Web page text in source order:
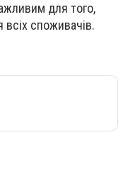
для того,
споживачів.